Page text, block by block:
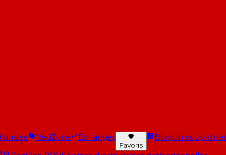
RedZone Échanges
Favoris
BlogUn coup